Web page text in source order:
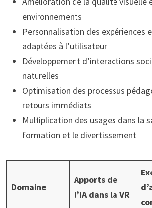
environnements
Personnalisation des expériences
adaptées à l’utilisateur
Développement d’interactions
naturelles
Optimisation des processus
retours immédiats
Multiplication des usages dans la
formation et le divertissement
Domaine
Apports de
l’IA dans la VR